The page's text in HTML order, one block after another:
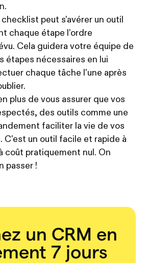
peut s'avérer un outil
chaque étape l’ordre
Cela guidera votre équipe de
étapes nécessaires en lui
chaque tâche l'une après
plus de vous assurer que vos
des outils comme une
faciliter la vie de vos
C'est un outil facile et rapide à
coût pratiquement nul. On
passer !
un CRM en
7 jours